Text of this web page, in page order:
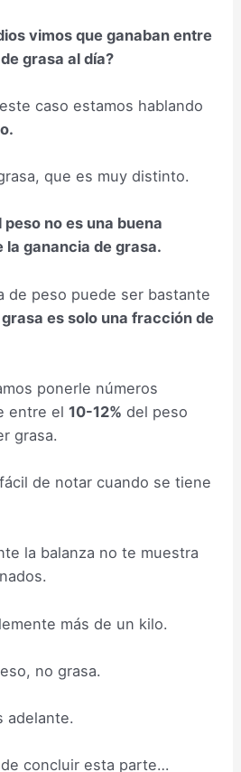
vimos que ganaban entre
grasa al día?
caso estamos hablando
que es muy distinto.
no es una buena
la ganancia de grasa.
de peso puede ser bastante
es solo una fracción de
ponerle números
entre el10-12% del peso
grasa.
de notar cuando se tiene
la balanza no te muestra
más de un kilo.
no grasa.
adelante.
concluir esta parte…